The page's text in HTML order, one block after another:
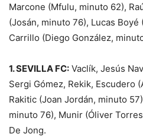
Marcone (Mfulu, minuto 62),
(Josán, minuto 76), Lucas
Carrillo (Diego González,
1. SEVILLA FC: Vaclík, Jesús
Sergi Gómez, Rekik, Escudero
Rakitic (Joan Jordán, minuto
minuto 76), Munir (Óliver
De Jong.